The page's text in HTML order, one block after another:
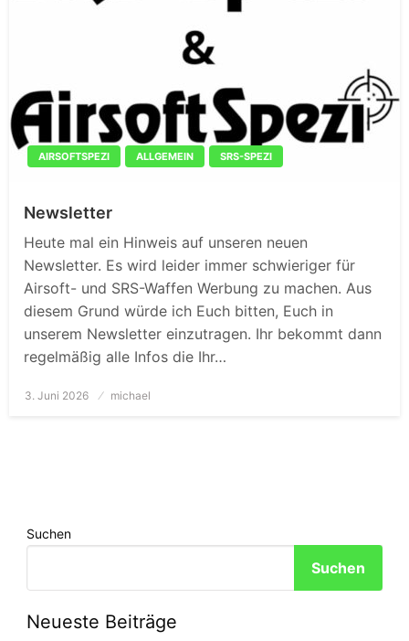
AIRSOFTSPEZI ALLGEMEIN SRS-SPEZI
Newsletter
Heute mal ein Hinweis auf unseren neuen
Newsletter. Es wird leider immer schwieriger für
Airsoft- und SRS-Waffen Werbung zu machen. Aus
diesem Grund würde ich Euch bitten, Euch in
unserem Newsletter einzutragen. Ihr bekommt dann
regelmäßig alle Infos die Ihr…
Posted
3. Juni 2026 michael
Suchen
Suchen
Neueste Beiträge